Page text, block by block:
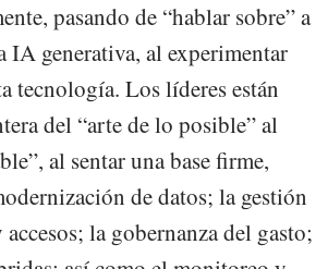
pasando de “hablar sobre” a
IA generativa, al experimentar
tecnología. Los líderes están
del “arte de lo posible” al
al sentar una base firme,
de datos; la gestión
la gobernanza del gasto;